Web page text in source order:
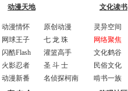
动漫天地
动漫情怀
原创动漫
网球王子
七 龙 珠
闪酷Flash
灌篮高手
火影忍者
圣 斗 士
动漫新番
名侦探柯南
文化读书
灵异空间
网络聚焦
文化鹤谷
民俗文化
啃书一族